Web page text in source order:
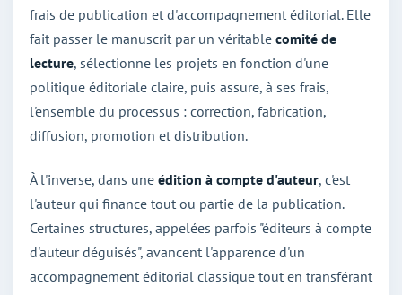
frais de publication et d'accompagnement éditorial. Elle
fait passer le manuscrit par un véritable comité de
lecture, sélectionne les projets en fonction d'une
politique éditoriale claire, puis assure, à ses frais,
l'ensemble du processus : correction, fabrication,
diffusion, promotion et distribution.
À l'inverse, dans une édition à compte d'auteur, c'est
l'auteur qui finance tout ou partie de la publication.
Certaines structures, appelées parfois "éditeurs à compte
d'auteur déguisés", avancent l'apparence d'un
accompagnement éditorial classique tout en transférant